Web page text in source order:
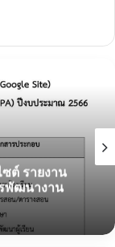
ซต์ รายงาน
พัฒนางาน